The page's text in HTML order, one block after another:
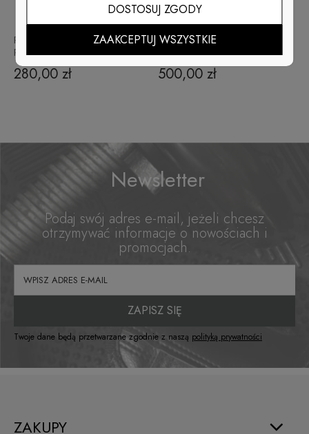
Personalizacja BLUZA
ROZPINANA (część 2)
280,00 zł
Personalizacja BLUZA
ROZPINANA (Część 1)
500,00 zł
Newsletter
Podaj swój adres e-mail, jeżeli chcesz
otrzymywać informacje o nowościach i
promocjach.
ZAPISZ SIĘ
Twoje dane będą przetwarzane zgodnie z naszą polityką prywatności
ZAKUPY
DOSTOSUJ ZGODY
ZAAKCEPTUJ WSZYSTKIE